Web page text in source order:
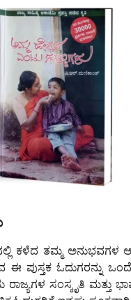
ಕಳೆದ ತಮ್ಮ ಅನುಭವಗಳ
ಈ ಪುಸ್ತಕ
ರಾಜ್ಯಗಳ ಸಂಸ್ಕೃತಿ